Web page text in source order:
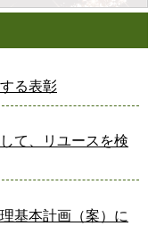
る表彰
て、リユースを検
基本計画（案）に